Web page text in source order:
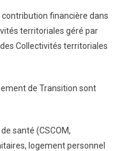
contribution financière dans
territoriales géré par
Collectivités territoriales
de Transition sont
santé (CSCOM,
logement personnel